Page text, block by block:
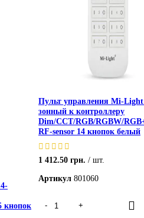
кнопок
Пульт управления Mi-
зонный к контроллеру
Dim/CCT/RGB/RGBW/
RF-sensor 14 кнопок белый
1 412.50 грн.
шт.
Артикул 801060